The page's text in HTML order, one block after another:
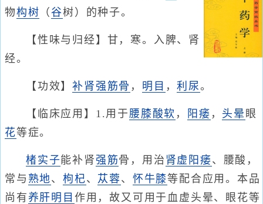
物构树 （谷树）的种子。
【性味与归经】甘，寒。入脾、肾
经。
【功效】补肾 强筋骨 ， 明目 ，利尿。
【临床应用】1.用于腰膝酸软 ， 阳痿 ， 头晕 眼
花等症。
楮实子能补肾 强筋骨，用治 肾虚阳痿、腰酸，
常与 熟地、枸杞、 苁蓉 、 怀牛膝等配合应用。本品
尚有养肝明目 作用，故又可用于血虚头晕、眼花等